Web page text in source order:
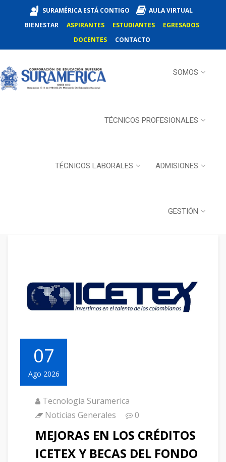
SURAMÉRICA ESTÁ CONTIGO
AULA VIRTUAL
BIENESTAR
ASPIRANTES ESTUDIANTES
EGRESADOS
DOCENTES
CONTACTO
SOMOS
TÉCNICOS PROFESIONALES
TÉCNICOS LABORALES ADMISIONES
GESTIÓN
07
Ago 2026
Tecnologia Suramerica
Noticias Generales
0
MEJORAS EN LOS CRÉDITOS
ICETEX Y BECAS DEL FONDO